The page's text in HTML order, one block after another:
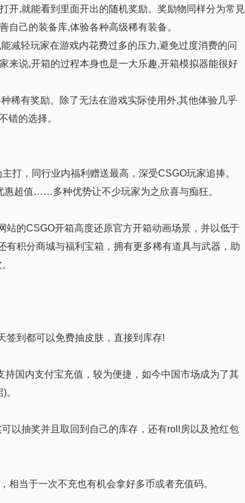
开,就能看到里面开出的随机奖励。奖励物同样分为常見
己的装备库,体验各种高级稀有装备。
减轻玩家在游戏内花费过多的压力,避免过度消费的问
来说,开箱的过程本身也是一大乐趣,开箱模拟器能很好
稀有奖励。除了无法在游戏实际使用外,其他体验几乎
错的选择。
打，同行业内福利赠送最高，深受CSGO玩家追捧。
超值……多种优势让不少玩家为之欣喜与痴狂。
的CSGO开箱高度还原官方开箱动画场景，并以低于
积分商城与福利宝箱，拥有更多稀有道具与武器，助
签到都可以免费抽皮肤，直接到库存!
持国内支付宝充值，较为便捷，如今中国市场成为了其
以抽奖并且取回到自己的库存，还有roll房以及抢红包
当于一次不充也有机会拿好多币或者充值码。